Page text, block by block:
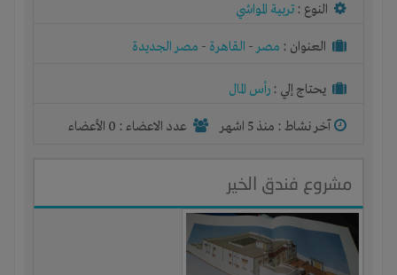
النوع : تربية المواشي
العنوان : مصر- القاهرة - مصر الجديدة
يحتاج إلي : رأس المال
آخر نشاط : منذ 5 اشهر عدد الاعضاء : 0 الأعضاء
مشروع فندق الخير